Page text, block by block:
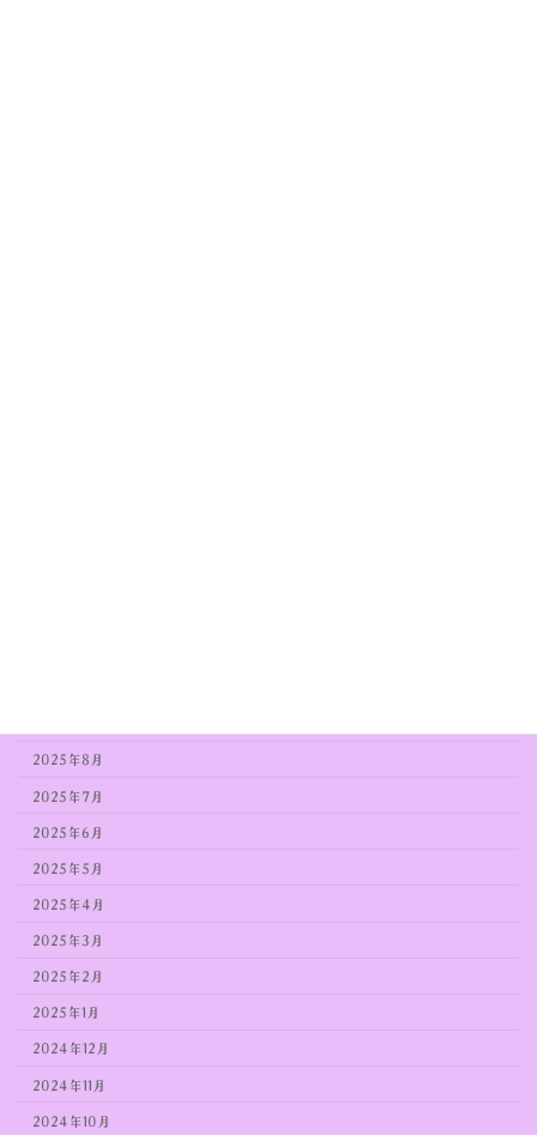
2025年8月
2025年7月
2025年6月
2025年5月
2025年4月
2025年3月
2025年2月
2025年1月
2024年12月
2024年11月
2024年10月